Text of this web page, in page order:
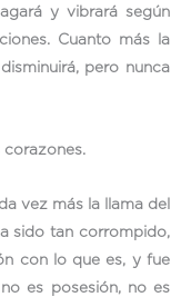
y vibrará según
Cuanto más la
pero nunca
corazones.
vez más la llama del
sido tan corrompido,
con lo que es, y fue
es posesión, no es